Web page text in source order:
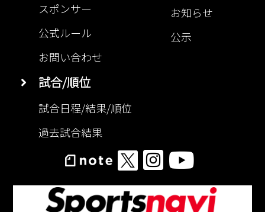
スポンサー
公式ルール
お問い合わせ
試合/順位
試合日程/結果/順位
過去試合結果
お知らせ
公示